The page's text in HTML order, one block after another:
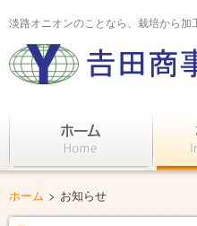
淡路オニオンのことなら、栽培から
ホーム > お知らせ